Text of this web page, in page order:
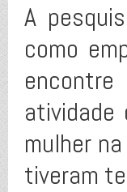
A
como
atividade
mulher
tiveram